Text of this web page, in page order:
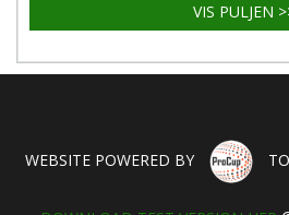
VIS PULJEN
WEBSITE POWERED BY